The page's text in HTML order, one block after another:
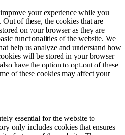
your experience while you
of these, the cookies that are
on your browser as they are
functionalities of the website. We
help us analyze and understand how
will be stored in your browser
have the option to opt-out of these
of these cookies may affect your
essential for the website to
only includes cookies that ensures